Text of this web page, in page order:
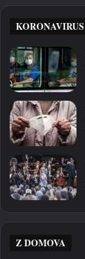
KORONAVIRUS
Z DOMOVA